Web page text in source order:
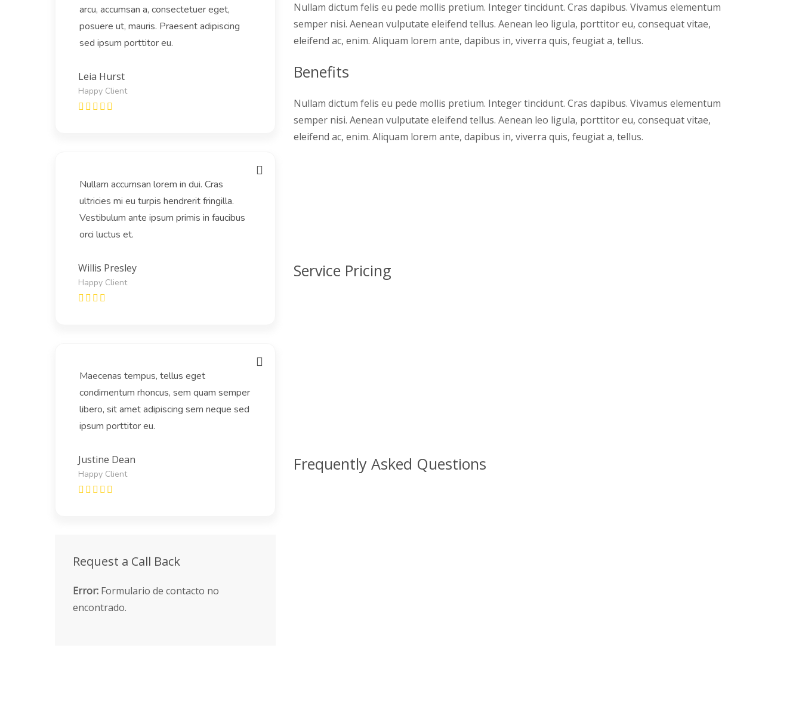
arcu, accumsan a, consectetuer eget,
posuere ut, mauris. Praesent adipiscing
sed ipsum porttitor eu.
Leia Hurst
Happy Client
Nullam accumsan lorem in dui. Cras
ultricies mi eu turpis hendrerit fringilla.
Vestibulum ante ipsum primis in faucibus
orci luctus et.
Willis Presley
Happy Client
Maecenas tempus, tellus eget
condimentum rhoncus, sem quam semper
libero, sit amet adipiscing sem neque sed
ipsum porttitor eu.
Justine Dean
Happy Client
Request a Call Back
Error: Formulario de contacto no
encontrado.
Nullam dictum felis eu pede mollis pretium. Integer tincidunt. Cras dapibus. Vivamus elementum
semper nisi. Aenean vulputate eleifend tellus. Aenean leo ligula, porttitor eu, consequat vitae,
eleifend ac, enim. Aliquam lorem ante, dapibus in, viverra quis, feugiat a, tellus.
Benefits
Nullam dictum felis eu pede mollis pretium. Integer tincidunt. Cras dapibus. Vivamus elementum
semper nisi. Aenean vulputate eleifend tellus. Aenean leo ligula, porttitor eu, consequat vitae,
eleifend ac, enim. Aliquam lorem ante, dapibus in, viverra quis, feugiat a, tellus.
Service Pricing
Frequently Asked Questions